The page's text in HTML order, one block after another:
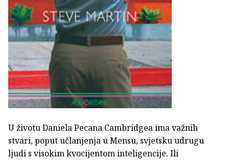
U životu Daniela Pecana Cambridgea ima važnih
stvari, poput učlanjenja u Mensu, svjetsku udrugu
ljudi s visokim kvocijentom inteligencije. Ili